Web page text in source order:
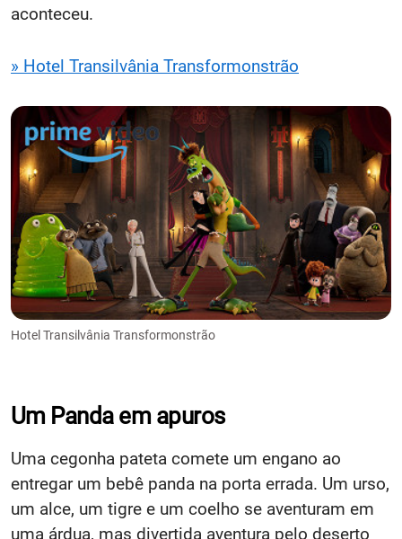
aconteceu.
» Hotel Transilvânia Transformonstrão
Hotel Transilvânia Transformonstrão
Um Panda em apuros
Uma cegonha pateta comete um engano ao
entregar um bebê panda na porta errada. Um urso,
um alce, um tigre e um coelho se aventuram em
uma árdua, mas divertida aventura pelo deserto